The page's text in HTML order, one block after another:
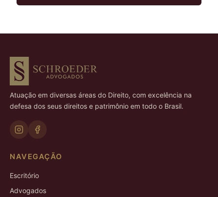
Atuação em diversas áreas do Direito, com excelência na
defesa dos seus direitos e patrimônio em todo o Brasil.
NAVEGAÇÃO
Escritório
Advogados